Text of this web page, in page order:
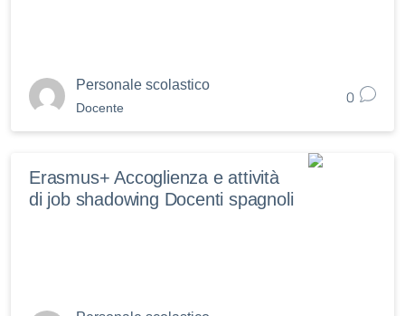
Personale scolastico
Docente 0
Erasmus+ Accoglienza e attività
di job shadowing Docenti spagnoli